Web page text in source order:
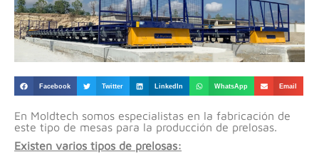
Facebook Twitter LinkedIn WhatsApp Email
En Moldtech somos especialistas en la fabricación de
este tipo de mesas para la producción de prelosas.
Existen varios tipos de prelosas: